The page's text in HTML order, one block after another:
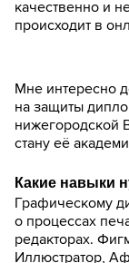
качественно и
происходит в
Мне интересно
на защиты
нижегородской
стану её
Какие навыки
Графическому
о процессах
редакторах.
Иллюстратор,